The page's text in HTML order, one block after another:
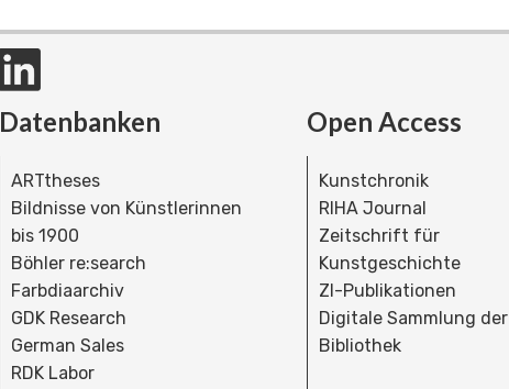
Datenbanken
ARTtheses
Bildnisse von Künstlerinnen
bis 1900
Böhler re:search
Farbdiaarchiv
GDK Research
German Sales
RDK Labor
Open Access
Kunstchronik
RIHA Journal
Zeitschrift für
Kunstgeschichte
ZI-Publikationen
Digitale Sammlung der
Bibliothek